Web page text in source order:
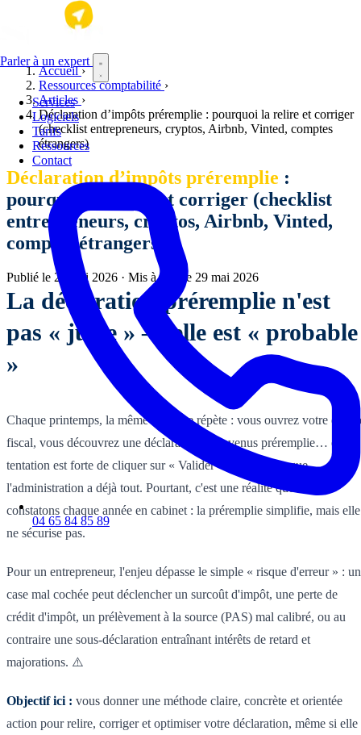
Aller au contenu principal
Parler à un expert
Services
Logiciels
Tarifs
Ressources
Contact
04 65 84 85 89
Accueil›
Ressources comptabilité ›
Articles ›
Déclaration d’impôts préremplie : pourquoi la relire et corriger
(checklist entrepreneurs, cryptos, Airbnb, Vinted, comptes
étrangers)
Déclaration d’impôts préremplie :
pourquoi la relire et corriger (checklist
entrepreneurs, cryptos, Airbnb, Vinted,
comptes étrangers)
Publié le 24 mai 2026 · Mis à jour le 29 mai 2026
La déclaration préremplie n'est
pas « juste » — elle est « probable
»
Chaque printemps, la même scène se répète : vous ouvrez votre
fiscal, vous découvrez une déclaration de revenus préremplie… et la
tentation est forte de cliquer sur « Valider » en se disant que
l'administration a déjà tout. Pourtant, c'est une réalité que nous
constatons chaque année en cabinet : la préremplie simplifie, mais elle
ne sécurise pas.
Pour un entrepreneur, l'enjeu dépasse le simple « risque d'erreur » :
case mal cochée peut déclencher un surcoût d'impôt, une perte de
crédit d'impôt, un prélèvement à la source (PAS) mal calibré, ou au
contraire une sous-déclaration entraînant intérêts de retard et
majorations. ⚠️
Objectif ici : vous donner une méthode claire, concrète et orientée
action pour relire, corriger et optimiser votre déclaration, même si elle